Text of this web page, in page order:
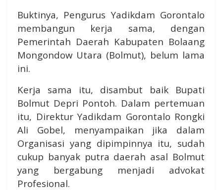
Buktinya, Pengurus Yadikdam Gorontalo
membangun kerja sama, dengan
Pemerintah Daerah Kabupaten Bolaang
Mongondow Utara (Bolmut), belum lama
ini.
Kerja sama itu, disambut baik Bupati
Bolmut Depri Pontoh. Dalam pertemuan
itu, Direktur Yadikdam Gorontalo Rongki
Ali Gobel, menyampaikan jika dalam
Organisasi yang dipimpinnya itu, sudah
cukup banyak putra daerah asal Bolmut
yang bergabung menjadi advokat
Profesional.